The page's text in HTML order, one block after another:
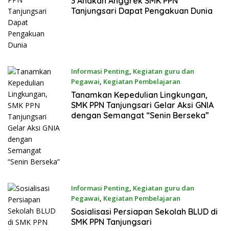
Tanjungsari Dapat Pengakuan Dunia
Informasi Penting, Kegiatan guru dan
Pegawai, Kegiatan Pembelajaran
6 April 2026
Tanamkan Kepedulian Lingkungan,
SMK PPN Tanjungsari Gelar Aksi GNIA
dengan Semangat “Senin Berseka”
Informasi Penting, Kegiatan guru dan
Pegawai, Kegiatan Pembelajaran
16 Maret 2026
Sosialisasi Persiapan Sekolah BLUD di
SMK PPN Tanjungsari